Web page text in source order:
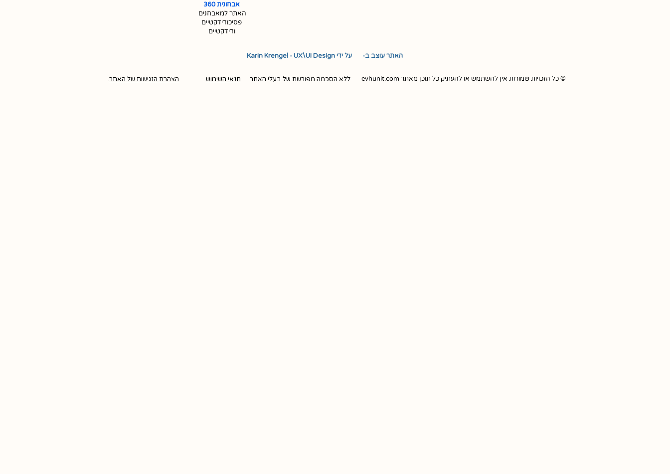
אבחונית 360
האתר למאבחנים
פסיכודידקטיים
ודידקטיים
האתר עוצב ב- ​ ​ על ידי Karin Krengel - UX\UI Design
הצהרת הנגישות של האתר. ללא הסכמה מפורשת של בעלי האתר. תנאי השימוש . © כל הזכויות שמורות אין להשתמש או להעתיק כל תוכן מאתר evhunit.com